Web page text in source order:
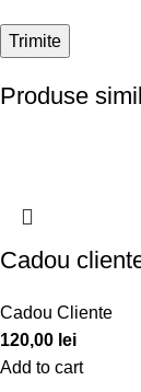
Produse
Cadou
Cadou Cliente
120,00 lei
Add to cart